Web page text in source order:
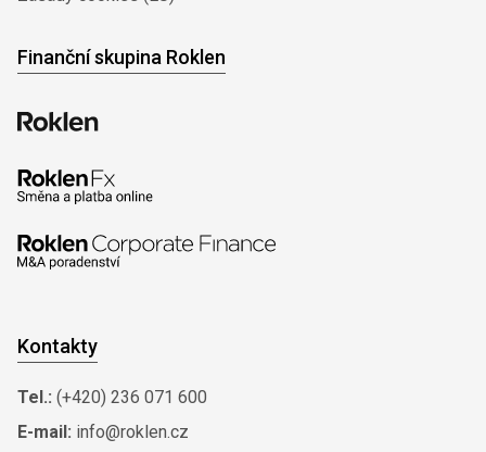
Finanční skupina Roklen
Kontakty
Tel.: (+420) 236 071 600
E-mail: info@roklen.cz